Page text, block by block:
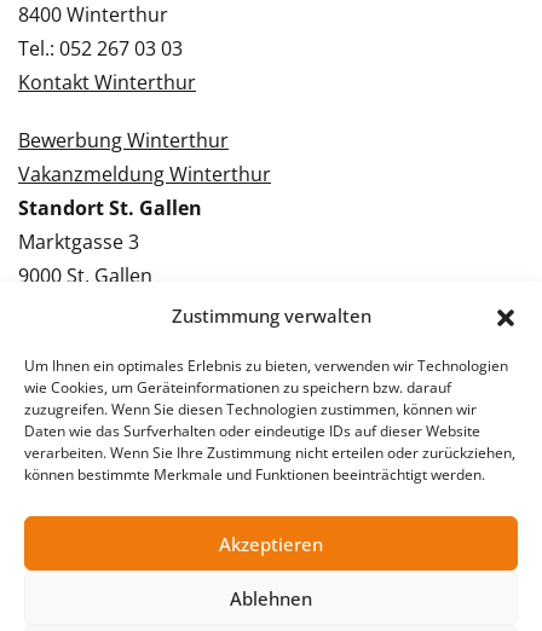
Zustimmung verwalten
Um Ihnen ein optimales Erlebnis zu bieten, verwenden wir Technologien
wie Cookies, um Geräteinformationen zu speichern bzw. darauf
zuzugreifen. Wenn Sie diesen Technologien zustimmen, können wir
Daten wie das Surfverhalten oder eindeutige IDs auf dieser Website
verarbeiten. Wenn Sie Ihre Zustimmung nicht erteilen oder zurückziehen,
können bestimmte Merkmale und Funktionen beeinträchtigt werden.
Akzeptieren
Ablehnen
8400 Winterthur
Tel.: 052 267 03 03
Kontakt Winterthur
Bewerbung Winterthur
Vakanzmeldung Winterthur
Standort St. Gallen
Marktgasse 3
9000 St. Gallen
Tel.: 071 228 09 09
Bewerbung St. Gallen
Vakanzmeldung St. Gallen
© 2026 Stellentreff AG